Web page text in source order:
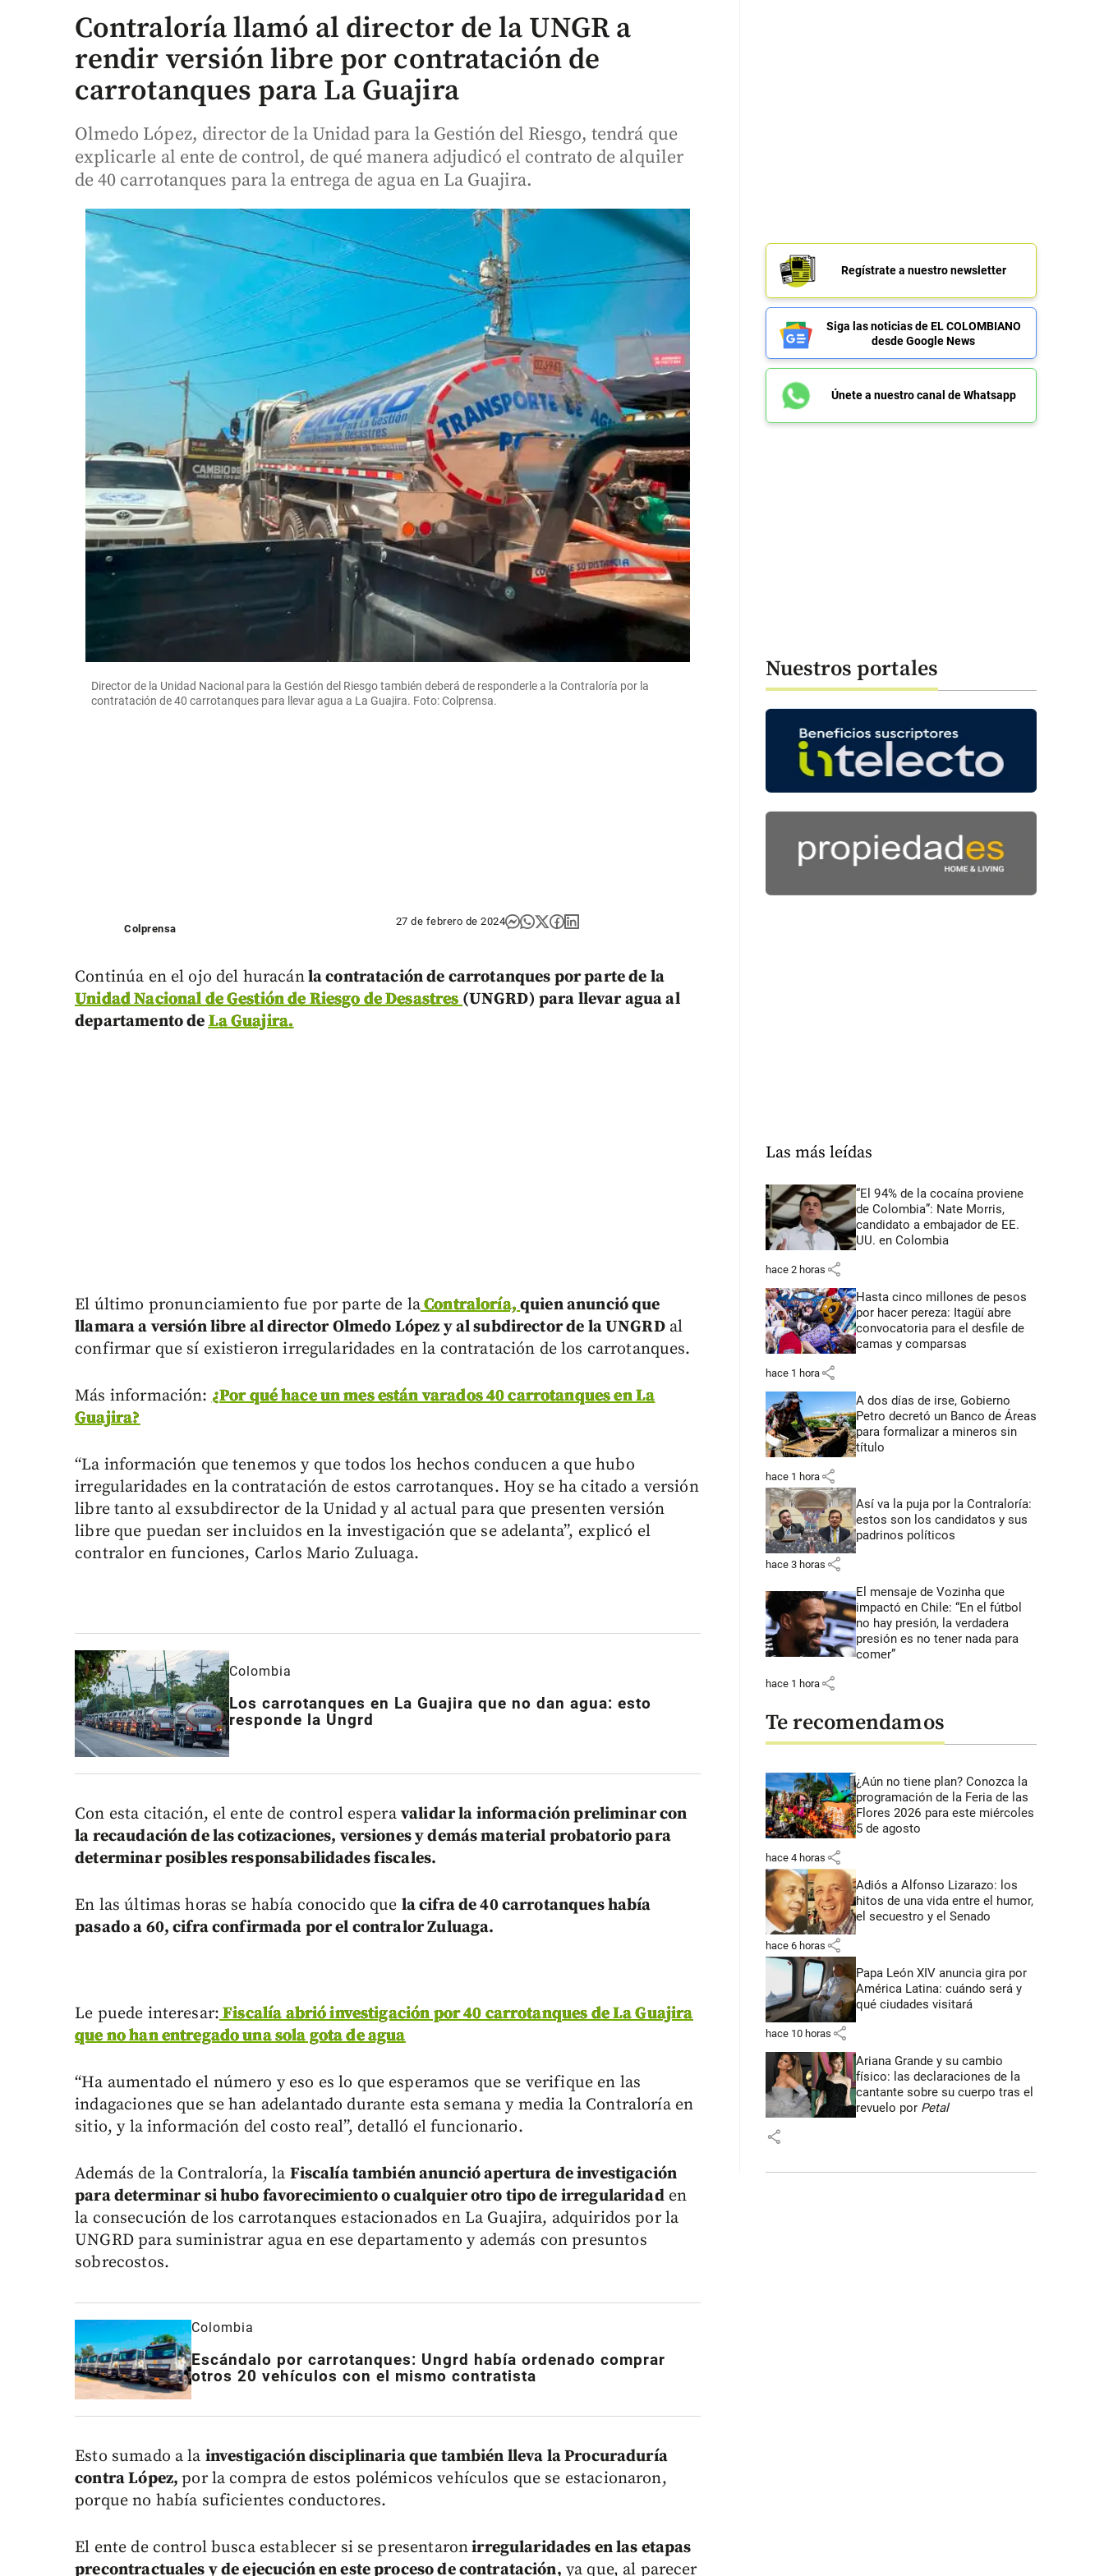
Contraloría llamó al director de la UNGR a
rendir versión libre por contratación de
carrotanques para La Guajira
Olmedo López, director de la Unidad para la Gestión del Riesgo, tendrá que
explicarle al ente de control, de qué manera adjudicó el contrato de alquiler
de 40 carrotanques para la entrega de agua en La Guajira.
Director de la Unidad Nacional para la Gestión del Riesgo también deberá de responderle a la Contraloría por la
contratación de 40 carrotanques para llevar agua a La Guajira. Foto: Colprensa.
Colprensa
27 de febrero de 2024
Continúa en el ojo del huracánla contratación de carrotanques por parte de la
Unidad Nacional de Gestión de Riesgo de Desastres(UNGRD) para llevar agua al
departamento deLa Guajira.
El último pronunciamiento fue por parte de laContraloría,quien anunció que
llamara a versión libre al director Olmedo López y al subdirector de la UNGRDal
confirmar que sí existieron irregularidades en la contratación de los carrotanques.
Más información:¿Por qué hace un mes están varados 40 carrotanques en La
Guajira?
“La información que tenemos y que todos los hechos conducen a que hubo
irregularidades en la contratación de estos carrotanques. Hoy se ha citado a versión
libre tanto al exsubdirector de la Unidad y al actual para que presenten versión
libre que puedan ser incluidos en la investigación que se adelanta”, explicó el
contralor en funciones, Carlos Mario Zuluaga.
Colombia
Los carrotanques en La Guajira que no dan agua: esto
responde la Ungrd
Con esta citación, el ente de control espera validar la información preliminar con
la recaudación de las cotizaciones, versiones y demás material probatorio para
determinar posibles responsabilidades fiscales.
En las últimas horas se había conocido que la cifra de 40 carrotanques había
pasado a 60, cifra confirmada por el contralor Zuluaga.
Le puede interesar: Fiscalía abrió investigación por 40 carrotanques de La Guajira
que no han entregado una sola gota de agua
“Ha aumentado el número y eso es lo que esperamos que se verifique en las
indagaciones que se han adelantado durante esta semana y media la Contraloría en
sitio, y la información del costo real”, detalló el funcionario.
Además de la Contraloría, la Fiscalía también anunció apertura de investigación
para determinar si hubo favorecimiento o cualquier otro tipo de irregularidaden
la consecución de los carrotanques estacionados en La Guajira, adquiridos por la
UNGRD para suministrar agua en ese departamento y además con presuntos
sobrecostos.
Colombia
Escándalo por carrotanques: Ungrd había ordenado comprar
otros 20 vehículos con el mismo contratista
Esto sumado a la investigación disciplinaria que también lleva la Procuraduría
contra López,por la compra de estos polémicos vehículos que se estacionaron,
porque no había suficientes conductores.
El ente de control busca establecer si se presentaronirregularidades en las etapas
precontractuales y de ejecución en este proceso de contratación, ya que, al parecer
Regístrate a nuestro newsletter
Siga las noticias de EL COLOMBIANO
desde Google News
Únete a nuestro canal de Whatsapp
Nuestros portales
Las más leídas
“El 94% de la cocaína proviene
de Colombia”: Nate Morris,
candidato a embajador de EE.
UU. en Colombia
hace 2 horas share
Hasta cinco millones de pesos
por hacer pereza: Itagüí abre
convocatoria para el desfile de
camas y comparsas
hace 1 hora share
A dos días de irse, Gobierno
Petro decretó un Banco de Áreas
para formalizar a mineros sin
título
hace 1 hora share
Así va la puja por la Contraloría:
estos son los candidatos y sus
padrinos políticos
hace 3 horas share
El mensaje de Vozinha que
impactó en Chile: “En el fútbol
no hay presión, la verdadera
presión es no tener nada para
comer”
hace 1 hora share
Te recomendamos
¿Aún no tiene plan? Conozca la
programación de la Feria de las
Flores 2026 para este miércoles
5 de agosto
hace 4 horas share
Adiós a Alfonso Lizarazo: los
hitos de una vida entre el humor,
el secuestro y el Senado
hace 6 horas share
Papa León XIV anuncia gira por
América Latina: cuándo será y
qué ciudades visitará
hace 10 horas share
Ariana Grande y su cambio
físico: las declaraciones de la
cantante sobre su cuerpo tras el
revuelo por Petal
share